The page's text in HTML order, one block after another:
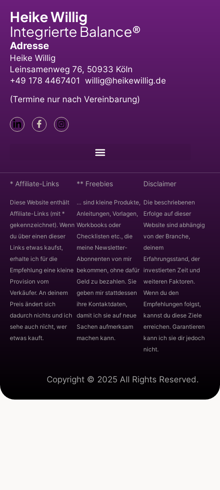
Heike Willig
Integrierte Balance®
Adresse
Heike Willig
Leinsamenweg 76, 50933 Köln
+49 178 4467401 willig@heikewillig.de
(Termine nur nach Vereinbarung)
* Affiliate-Links
Diese Website enthält
Affiliate-Links (mit *
gekennzeichnet). Wenn
du über einen dieser
Links etwas kaufst,
erhalte ich für die
Empfehlung eine kleine
Provision vom
Verkäufer. An deinem
Preis ändert sich
dadurch nichts und ich
sehe auch nicht, wer
etwas kauft.
** Freebies
… sind kleine Produkte,
Anleitungen, Vorlagen,
Workbooks oder
Checklisten etc., die
meine Newsletter-
Abonnenten von mir
bekommen, ohne dafür
Geld zu bezahlen. Sie
geben mir stattdessen
ihre Kontaktdaten,
damit ich sie auf neue
Sachen aufmerksam
machen kann.
Disclaimer
Die beschriebenen
Erfolge auf dieser
Website sind abhängig
von der Branche,
deinem
Erfahrungsstand, der
investierten Zeit und
weiteren Faktoren.
Wenn du den
Empfehlungen folgst,
kannst du diese Ziele
erreichen. Garantieren
kann ich sie dir jedoch
nicht.
Copyright © 2025 All Rights Reserved.